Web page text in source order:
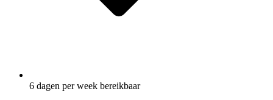
6 dagen per week bereikbaar